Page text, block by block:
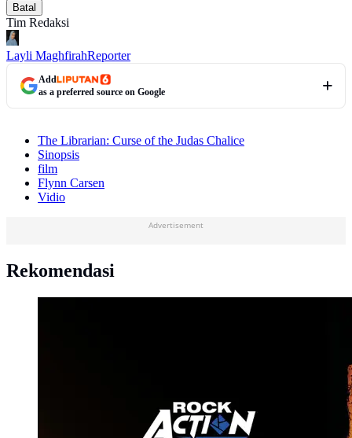
Batal
Tim Redaksi
Layli MaghfirahReporter
Add
as a preferred source on Google
The Librarian: Curse of the Judas Chalice
Sinopsis
film
Flynn Carsen
Vidio
Advertisement
Rekomendasi